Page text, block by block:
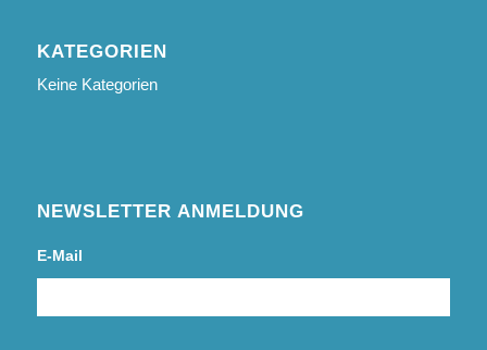
KATEGORIEN
Keine Kategorien
NEWSLETTER ANMELDUNG
E-Mail